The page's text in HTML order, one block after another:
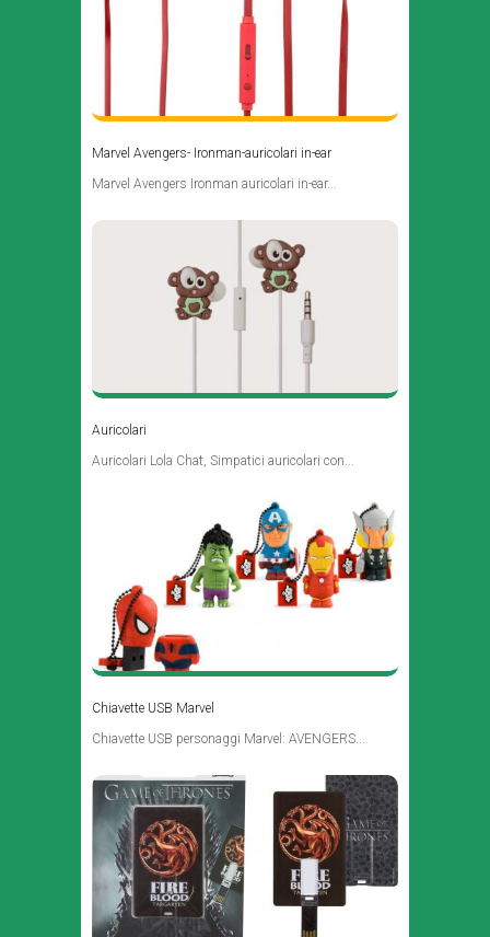
Marvel Avengers- Ironman-auricolari in-ear
Marvel Avengers Ironman auricolari in-ear...
Auricolari
Auricolari Lola Chat, Simpatici auricolari con...
Chiavette USB Marvel
Chiavette USB personaggi Marvel: AVENGERS...